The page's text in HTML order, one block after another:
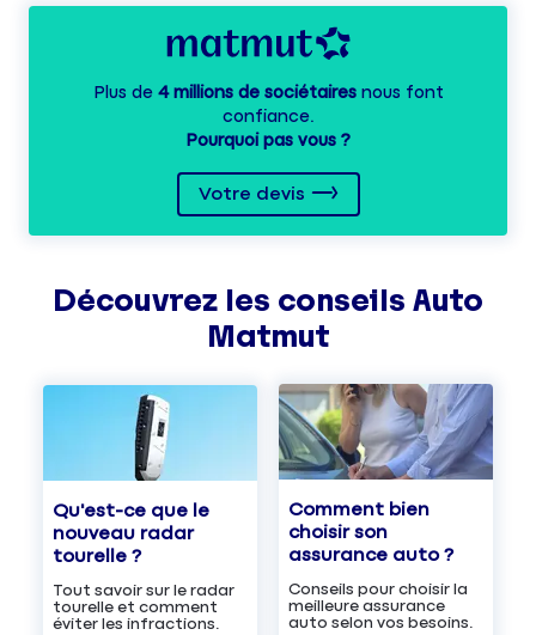
Plus de 4 millions de sociétairesnous font
confiance.
Pourquoi pas vous ?
Votre devis
Découvrez les conseils Auto
Matmut
Qu'est-ce que le
nouveau radar
tourelle ?
Tout savoir sur le radar
tourelle et comment
éviter les infractions.
Comment bien
choisir son
assurance auto ?
Conseils pour choisir la
meilleure assurance
auto selon vos besoins.